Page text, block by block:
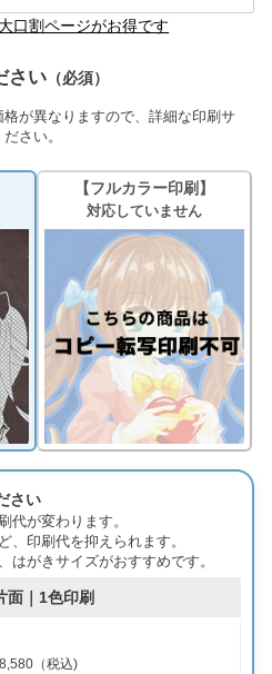
口割ページがお得です
さい （必須）
が異なりますので、詳細な印刷サ
さい。
【フルカラー印刷】
対応していません
さい
代が変わります。
、印刷代を抑えられます。
はがきサイズがおすすめです。
面｜1色印刷
（税込)